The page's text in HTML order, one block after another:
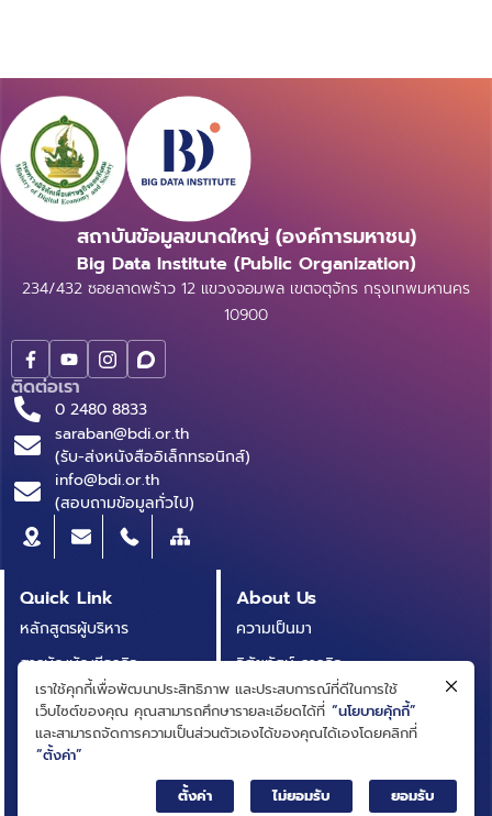
สถาบันข้อมูลขนาดใหญ่ (องค์การมหาชน)
Big Data Institute (Public Organization)
234/432 ซอยลาดพร้าว 12 แขวงจอมพล เขตจตุจักร กรุงเทพมหานคร
10900
ติดต่อเรา
0 2480 8833
saraban@bdi.or.th
(รับ-ส่งหนังสืออิเล็กทรอนิกส์)
info@bdi.or.th
(สอบถามข้อมูลทั่วไป)
Quick Link
หลักสูตรผู้บริหาร
สารบัญบัญชีธุรกิจ
(BRIDGE)
ประกาศการจัดซื้อจัดจ้าง
บทความ
About Us
ความเป็นมา
วิสัยทัศน์ ภารกิจ
โครงสร้างองค์กร
คณะกรรมการ
การกำกับดูแลกิจการที่ดี
เราใช้คุกกี้เพื่อพัฒนาประสิทธิภาพ และประสบการณ์ที่ดีในการใช้
เว็บไซต์ของคุณ คุณสามารถศึกษารายละเอียดได้ที่ “นโยบายคุ้กกี้”
และสามารถจัดการความเป็นส่วนตัวเองได้ของคุณได้เองโดยคลิกที่
“ตั้งค่า”
ตั้งค่า
ไม่ยอมรับ ยอมรับ